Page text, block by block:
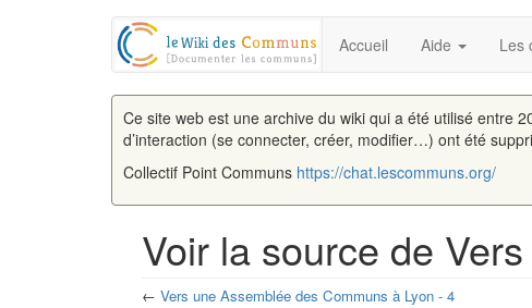
Accueil Aide Les
Ce site web est une archive du wiki qui a été utilisé entre
d’interaction (se connecter, créer, modifier…) ont été
Collectif Point Communs https://chat.lescommuns.org/
Voir la source de
← Vers une Assemblée des Communs à Lyon - 4